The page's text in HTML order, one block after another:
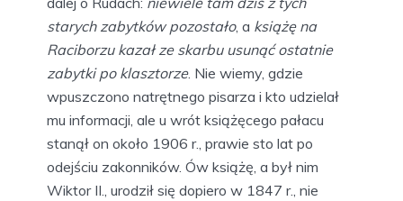
starych zabytków pozostało, a książę na
Raciborzu kazał ze skarbu usunąć ostatnie
zabytki po klasztorze. Nie wiemy, gdzie
wpuszczono natrętnego pisarza i kto udzielał
mu informacji, ale u wrót książęcego pałacu
stanął on około 1906 r., prawie sto lat po
odejściu zakonników. Ów książę, a był nim
Wiktor II., urodził się dopiero w 1847 r., nie